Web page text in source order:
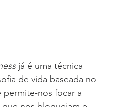
já é uma técnica
de vida baseada no
permite-nos focar a